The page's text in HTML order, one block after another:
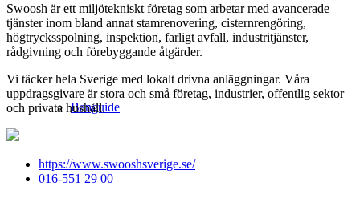
Banguide
Swoosh är ett miljötekniskt företag som arbetar med avancerade
tjänster inom bland annat stamrenovering, cisternrengöring,
högtrycksspolning, inspektion, farligt avfall, industritjänster,
rådgivning och förebyggande åtgärder.
Vi täcker hela Sverige med lokalt drivna anläggningar. Våra
uppdragsgivare är stora och små företag, industrier, offentlig sektor
och privata hushåll.
https://www.swooshsverige.se/
016-551 29 00